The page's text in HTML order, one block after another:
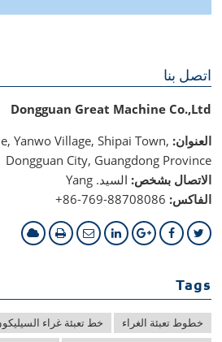
اتصل بنا
Dongguan Great Machine Co.,Ltd
العنوان: Yanwo Village, Shipai Town,
Dongguan City, Guangdong Province
الاتصال بشخص: السيد. Yang
الفاكس: +86-769-88708086
Tags
خطوط تعبئة الغراء
خط تعبئة غراء